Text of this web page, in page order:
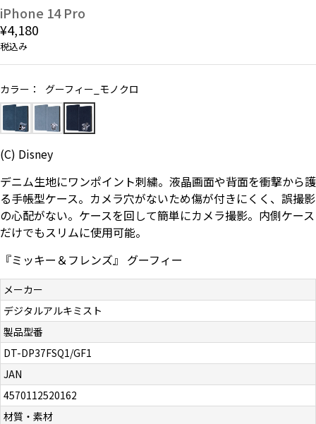
お知らせ
お問い合わせ（一般の皆様）
お問い合わせ（企業様）
プライバシーポリシー
iPhone 14 Pro
¥4,180
税込み
カラー： グーフィー_モノクロ
(C) Disney
デニム生地にワンポイント刺繍。液晶画面や背面を衝撃から護
る手帳型ケース。カメラ穴がないため傷が付きにくく、誤撮影
の心配がない。ケースを回して簡単にカメラ撮影。内側ケース
だけでもスリムに使用可能。
『ミッキー＆フレンズ』 グーフィー
メーカー
デジタルアルキミスト
製品型番
DT-DP37FSQ1/GF1
JAN
4570112520162
材質・素材